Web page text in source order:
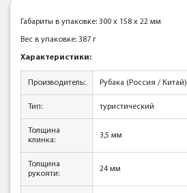
Габариты в упаковке: 300 x 158 x 22 мм
Вес в упаковке: 387 г
Характеристики:
Производитель: Рубака (Россия / Китай)
Тип: туристический
Толщина
клинка:
3,5 мм
Толщина
рукояти:
24 мм